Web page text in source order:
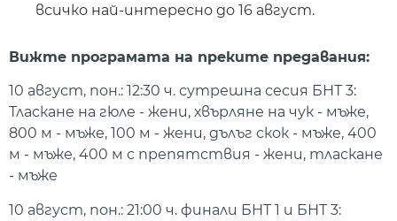
всичко най-интересно до 16 август.
Вижте програмата на преките предавания:
10 август, пон.: 12:30 ч. сутрешна сесия БНТ 3:
Тласкане на гюле - жени, хвърляне на чук - мъже,
800 м - мъже, 100 м - жени, дълъг скок - мъже, 400
м - мъже, 400 м с препятствия - жени, тласкане
- мъже
10 август, пон.: 21:00 ч. финали БНТ 1 и БНТ 3: